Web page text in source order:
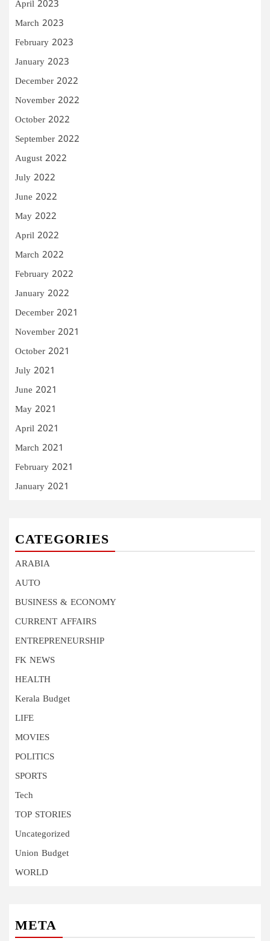
April 2023
March 2023
February 2023
January 2023
December 2022
November 2022
October 2022
September 2022
August 2022
July 2022
June 2022
May 2022
April 2022
March 2022
February 2022
January 2022
December 2021
November 2021
October 2021
July 2021
June 2021
May 2021
April 2021
March 2021
February 2021
January 2021
CATEGORIES
ARABIA
AUTO
BUSINESS & ECONOMY
CURRENT AFFAIRS
ENTREPRENEURSHIP
FK NEWS
HEALTH
Kerala Budget
LIFE
MOVIES
POLITICS
SPORTS
Tech
TOP STORIES
Uncategorized
Union Budget
WORLD
META